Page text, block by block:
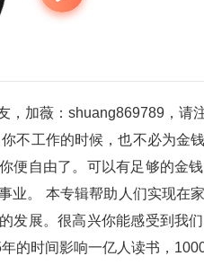
，加薇：shuang869789，请
不工作的时候，也不必为金
便自由了。可以有足够的金
业。 本专辑帮助人们实现在
发展。很高兴你能感受到我
的时间影响一亿人读书，